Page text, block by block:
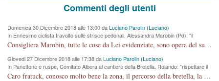
Commenti degli utenti
Domenica 30 Dicembre 2018 alle 13:00 daLuciano Parolin (Luciano)
In Ennesimo ciclista travolto sulle strisce pedonali, Alessandra Marobin (Pd): "il
Comune si svegli"
Consigliera Marobin, tutte le cose da Lei evidenziate, sono opera del suo ex Assessore e compagno di Partito Antonio Marco Dalla Pozza Assessore alla "progettazione" di piste ciclabili e altre porcherie. A lui manderei il conto da saldare per incidenti e danni alle persone. E' ora che "finiamola." Avete perso rassegnatevi. qui IL SINDACO RUCCO NON C'ENTRA PER NIENTE. CAPITO!!!!!!!! Amen.
Giovedi 27 Dicembre 2018 alle 17:38 daLuciano Parolin (Luciano)
In Panettone e ruspe, Comitato Albera al cantiere della Bretella. Rolando: "rispettare il
cronoprogramma"
Caro fratuck, conosco molto bene la zona, il percorso della bretella, la situazione dei cittadini, abito in Viale Trento. A partire dal 2003 ho partecipato al Comitato di Maddalene pro bretella, e a riunioni propositive per apportare modifiche al progetto. Numerose mie foto del territorio sono arrivate a Roma, altri miei interventi (non graditi dalla Sx) sono stati pubblicati dal GdV, assieme ad altri come Ciro Asproso, ora favorevole alla bretella. Ho partecipato alla raccolta firme per la chiusura della strada x 5 giorni eseguita dal Sindaco Hullwech per sforamento 180 Micro/g. Pertanto come impegno per la tematica sono apposto con la coscienza. Ora il Progetto è partito, fine! Voglio dire che la nuova Giunta "comunale" non c'entra più. L'opera sarà "malauguratamente" eseguita, ma non con il mio placet. Il Consigliere Comunale dovrebbe capire che la campagna elettorale è finita, con buona pace di tutti. Quello che invece dovrebbe interessare è la proprietà della strada, dall'uscita autostradale Ovest, sino alla Rotatoria dell'Albara, vi sono tre possessori: Autostrade SpA; La Provincia, il Comune. Come la mettiamo per il futuro ? I costi, da 50 sono saliti a 100 milioni di € come dire 20 milioni a KM (!) da non credere. Comunque si farà. Ma nessuno canti Vittoria, anzi meglio non farne un ulteriore fatto "partitico" per questioni elettorali o di seggio. Se mi manda la sua mail, sono disponibile ad inviare i documenti e le foto sopra descritte. Con ossequi, Luciano Parolin